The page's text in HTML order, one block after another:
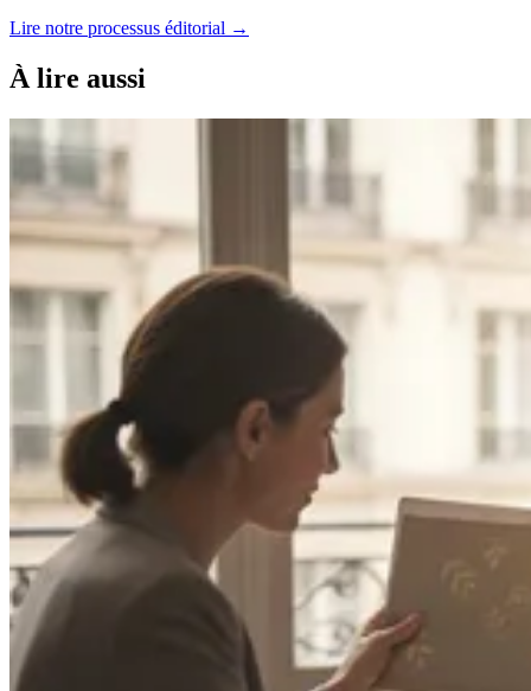
Lire notre processus éditorial →
À lire aussi